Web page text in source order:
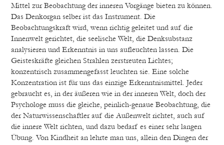
Mittel zur Beobachtung der inneren Vorgänge bieten zu können.
Das Denkorgan selber ist das Instrument. Die
Beobachtungskraft wird, wenn richtig geleitet und auf die
Innenwelt gerichtet, die seelische Welt, die Denksubstanz
analysieren und Erkenntnis in uns aufleuchten lassen. Die
Geisteskräfte gleichen Strahlen zerstreuten Lichtes;
konzentrisch zusammengefasst leuchten sie. Eine solche
Konzentration ist für uns das einzige Erkenntnismittel. Jeder
gebraucht es, in der äußeren wie in der inneren Welt, doch der
Psychologe muss die gleiche, peinlich-genaue Beobachtung, die
der Naturwissenschaftler auf die Außenwelt richtet, auch auf
die innere Welt richten, und dazu bedarf es einer sehr langen
Übung. Von Kindheit an lehrte man uns, allein den Dingen der